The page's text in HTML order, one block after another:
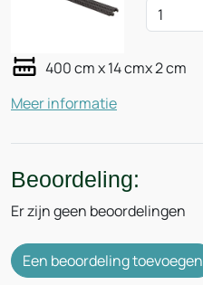
400 cm x 14 cmx 2 cm
Meer informatie
Beoordeling:
Er zijn geen beoordelingen
Een beoordeling toevoegen